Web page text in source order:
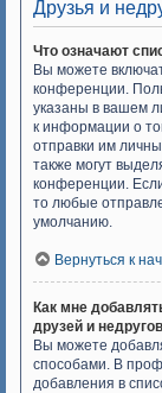
Друзья и
Что означают
Вы можете
конференции.
указаны в вашем
к информации о
отправки им
также могут
конференции.
то любые
умолчанию.
Вернуться к
Как мне
друзей и
Вы можете
способами. В
добавления в